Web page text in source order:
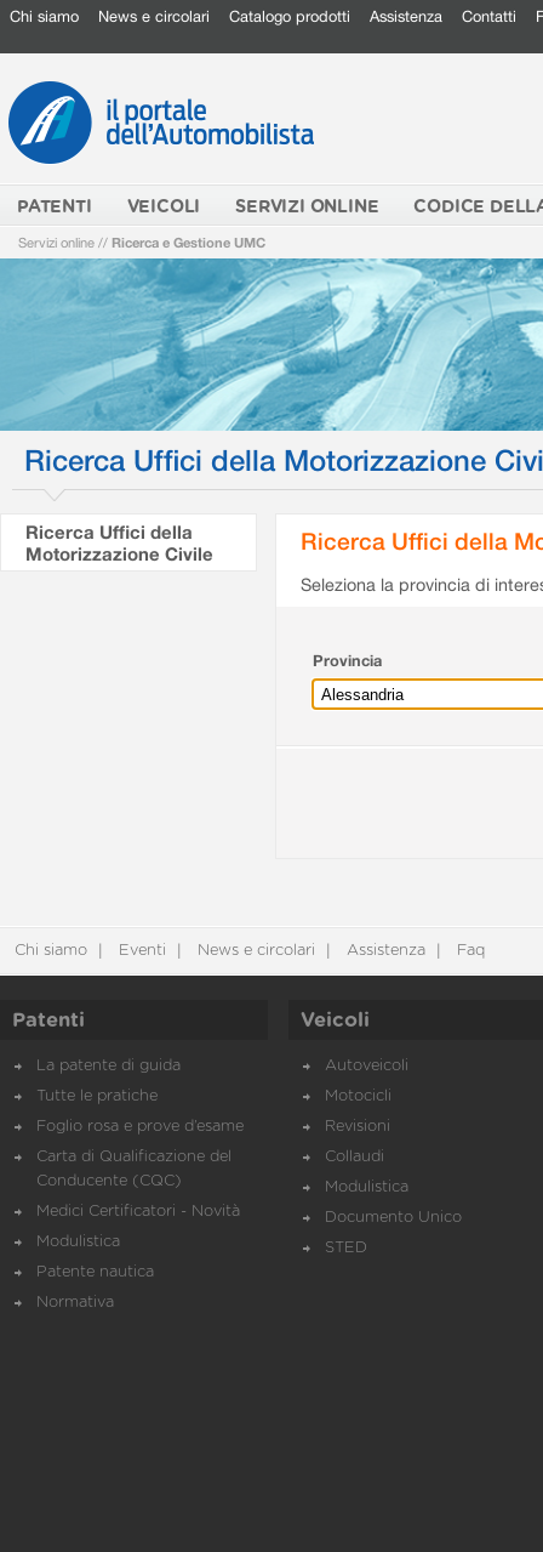
Chi siamo News e circolari Catalogo prodotti Assistenza Contatti
PATENTI VEICOLI SERVIZI ONLINE CODICE
Servizi online // Ricerca e Gestione UMC
Ricerca Uffici della Motorizzazione
Ricerca Uffici della
Motorizzazione Civile
Ricerca Uffici della
Seleziona la provincia di
Provincia
Chi siamo Eventi News e circolari Assistenza Faq
Patenti
La patente di guida
Tutte le pratiche
Foglio rosa e prove d’esame
Carta di Qualificazione del
Conducente (CQC)
Medici Certificatori - Novità
Modulistica
Patente nautica
Normativa
Veicoli
Autoveicoli
Motocicli
Revisioni
Collaudi
Modulistica
Documento Unico
STED